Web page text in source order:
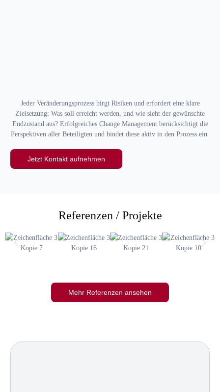
Jeder Veränderungsprozess birgt Risiken und erfordert eine klare
Zielsetzung: Was soll erreicht werden, und wie sieht der gewünschte
Endzustand aus? Erfolgreiches Change Management berücksichtigt die
Perspektiven aller Beteiligten und bindet diese aktiv in den Prozess ein.
Jetzt Kontakt aufnehmen
Referenzen / Projekte
Mehr Referenzen ansehen